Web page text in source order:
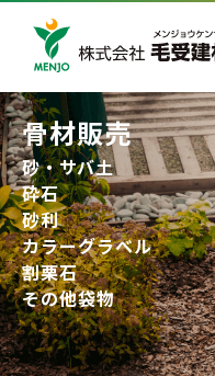
骨材販売
砂・サバ土
砕石
砂利
カラーグラベル
割栗石
その他袋物